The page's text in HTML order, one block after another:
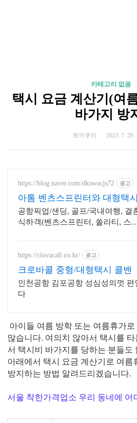
카테고리 없음
택시 요금 계산기(여
바가지 방
토끼쿠키 2023. 7. 29.
https://blog.naver.com/dkswocjs72 광고
아톰 벤츠스프린터와 대형택시
공항픽업/샌딩, 골프/국내여행, 결
식하객(벤츠스프린터, 쏠라티, 스
https://clovacall.co.kr/ 광고
크로바콜 중형/대형택시 콜밴
인천공항 김포공항 성심성의껏 편
다
아이들 여름 방학 또는 여름휴가
많습니다. 여의치 않아서 택시를
서 택시비 바가지를 당하는 분들도
아래에서 택시 요금 계산기로 여름
방지하는 방법 알려드리겠습니다.
서울 착한가격업소 우리 동네에 어